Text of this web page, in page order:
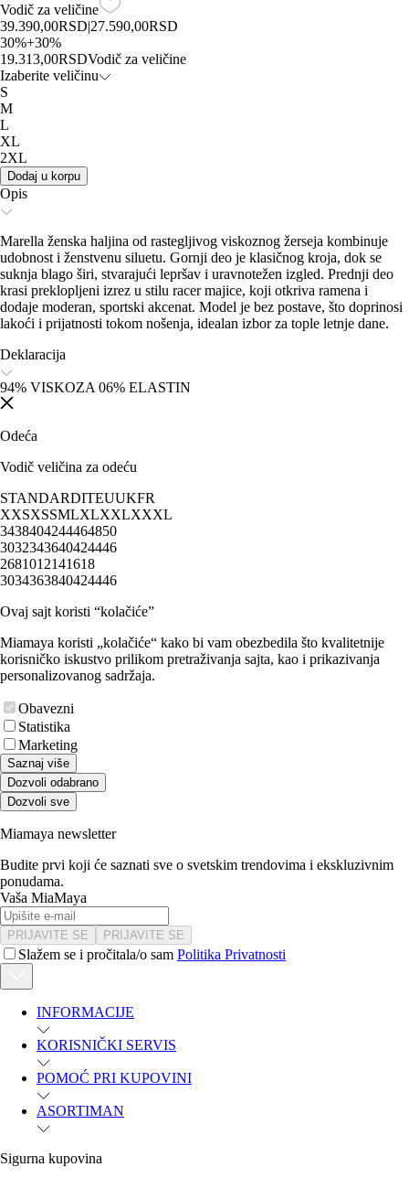
Vodič za veličine
39.390,00RSD|27.590,00RSD
30%+30%
19.313,00RSDVodič za veličine
Izaberite veličinu
S
M
L
XL
2XL
Dodaj u korpu
Opis
Marella ženska haljina od rastegljivog viskoznog žerseja kombinuje
udobnost i ženstvenu siluetu. Gornji deo je klasičnog kroja, dok se
suknja blago širi, stvarajući lepršav i uravnotežen izgled. Prednji deo
krasi preklopljeni izrez u stilu racer majice, koji otkriva ramena i
dodaje moderan, sportski akcenat. Model je bez postave, što doprinosi
lakoći i prijatnosti tokom nošenja, idealan izbor za tople letnje dane.
Deklaracija
94% VISKOZA 06% ELASTIN
Odeća
Vodič veličina za odeću
STANDARDITEUUKFR
XXSXSSMLXLXXLXXXL
3438404244464850
3032343640424446
2681012141618
3034363840424446
Ovaj sajt koristi “kolačiće”
Miamaya koristi „kolačiće“ kako bi vam obezbedila što kvalitetnije
korisničko iskustvo prilikom pretraživanja sajta, kao i prikazivanja
personalizovanog sadržaja.
Obavezni
Statistika
Marketing
Saznaj više
Dozvoli odabrano
Dozvoli sve
Miamaya newsletter
Budite prvi koji će saznati sve o svetskim trendovima i ekskluzivnim
ponudama.
Vaša MiaMaya
PRIJAVITE SE PRIJAVITE SE
Slažem se i pročitala/o sam Politika Privatnosti
INFORMACIJE
KORISNIČKI SERVIS
POMOĆ PRI KUPOVINI
ASORTIMAN
Sigurna kupovina